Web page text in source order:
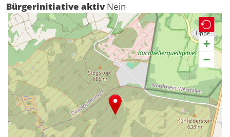
Bürgerinitiative aktiv Nein
+
−